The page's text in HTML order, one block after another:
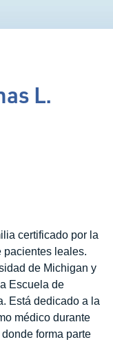
L.
certificado por la
pacientes leales.
de Michigan y
Escuela de
Está dedicado a la
médico durante
forma parte